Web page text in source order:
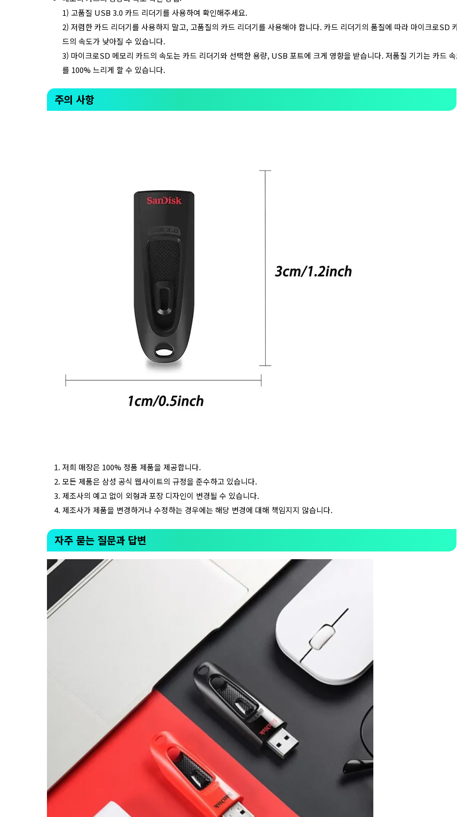
1) 고품질 USB 3.0 카드 리더기를 사용하여 확인해주세요.
2) 저렴한 카드 리더기를 사용하지 말고, 고품질의 카드 리더기를 사용해야 합니다. 카드 리더기의 품질에 따라 마이크로SD
드의 속도가 낮아질 수 있습니다.
3) 마이크로SD 메모리 카드의 속도는 카드 리더기와 선택한 용량, USB 포트에 크게 영향을 받습니다. 저품질 기기는 카드
를 100% 느리게 할 수 있습니다.
주의 사항
저희 매장은 100% 정품 제품을 제공합니다.
모든 제품은 삼성 공식 웹사이트의 규정을 준수하고 있습니다.
제조사의 예고 없이 외형과 포장 디자인이 변경될 수 있습니다.
제조사가 제품을 변경하거나 수정하는 경우에는 해당 변경에 대해 책임지지 않습니다.
자주 묻는 질문과 답변